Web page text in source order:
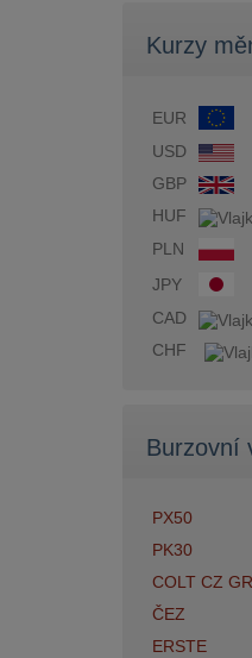
Kurzy
EUR
USD
GBP
HUF
PLN
JPY
CAD
CHF
Burzovní
PX50
PK30
COLT CZ
ČEZ
ERSTE